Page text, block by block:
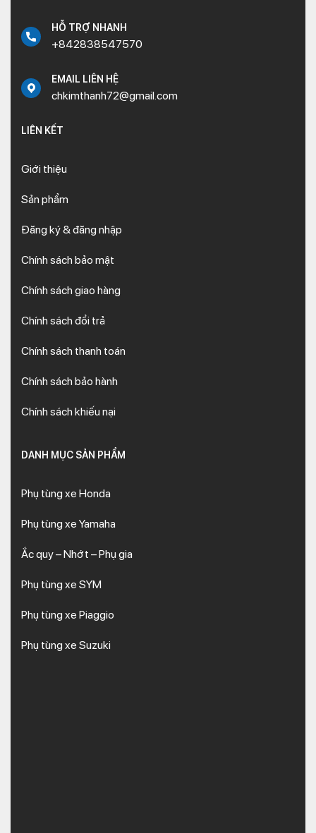
HỖ TRỢ NHANH
+842838547570
EMAIL LIÊN HỆ
chkimthanh72@gmail.com
LIÊN KẾT
Giới thiệu
Sản phẩm
Đăng ký & đăng nhập
Chính sách bảo mật
Chính sách giao hàng
Chính sách đổi trả
Chính sách thanh toán
Chính sách bảo hành
Chính sách khiếu nại
DANH MỤC SẢN PHẨM
Phụ tùng xe Honda
Phụ tùng xe Yamaha
Ắc quy – Nhớt – Phụ gia
Phụ tùng xe SYM
Phụ tùng xe Piaggio
Phụ tùng xe Suzuki